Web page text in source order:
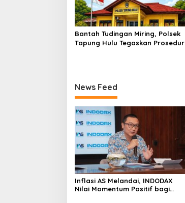
Bantah Tudingan Miring, Polsek
Tapung Hulu Tegaskan Prosedur
News Feed
Inflasi AS Melandai, INDODAX
Nilai Momentum Positif bagi